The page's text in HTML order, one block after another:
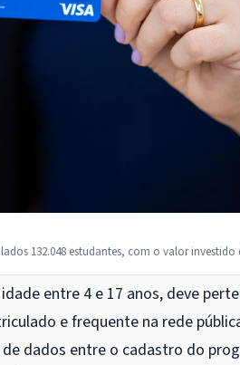
132.048 estudantes, com o valor investido
entre 4 e 17 anos, deve
e frequente na rede
dados entre o cadastro do